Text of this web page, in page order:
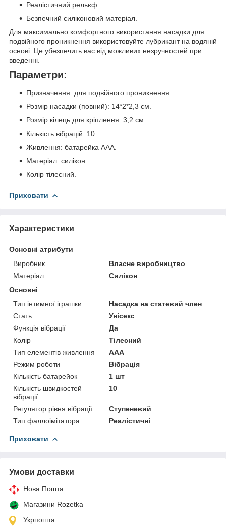
Реалістичний рельєф.
Безпечний силіконовий матеріал.
Для максимально комфортного використання насадки для
подвійного проникнення використовуйте лубрикант на водяній
основі. Це убезпечить вас від можливих незручностей при
введенні.
Параметри:
Призначення: для подвійного проникнення.
Розмір насадки (повний): 14*2*2,3 см.
Розмір кілець для кріплення: 3,2 см.
Кількість вібрацій: 10
Живлення: батарейка ААА.
Матеріал: силікон.
Колір тілесний.
Приховати
Характеристики
Основні атрибути
Виробник
Власне виробництво
Матеріал
Силікон
Основні
Тип інтимної іграшки
Насадка на статевий член
Стать
Унісекс
Функція вібрації
Да
Колір
Тілесний
Тип елементів живлення
AAA
Режим роботи
Вібрація
Кількість батарейок
1 шт
Кількість швидкостей
вібрації
10
Регулятор рівня вібрації
Ступеневий
Тип фаллоімітатора
Реалістичні
Приховати
Умови доставки
Нова Пошта
Магазини Rozetka
Укрпошта